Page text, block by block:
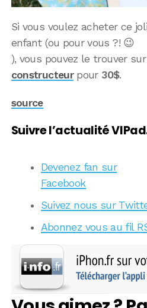
Si vous voulez acheter ce
enfant (ou pour vous ?! 😉
), vous pouvez le trouver
constructeurpour 30$.
source
Suivre l’actualité
Devenez fan sur
Facebook
Suivez nous sur
Abonnez vous au fil